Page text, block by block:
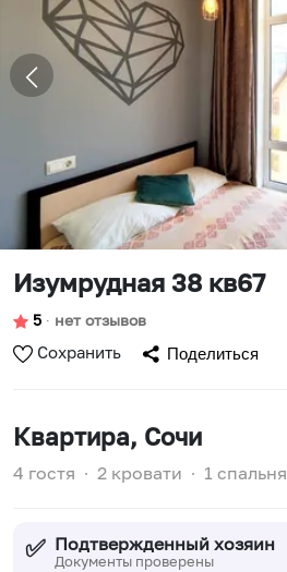
Изумрудная 38 кв67
5 ∙ нет отзывов
Сохранить Поделиться
Квартира, Сочи
4 гостя ∙ 2 кровати ∙ 1 спальня
✅ Подтвержденный хозяин
Документы проверены